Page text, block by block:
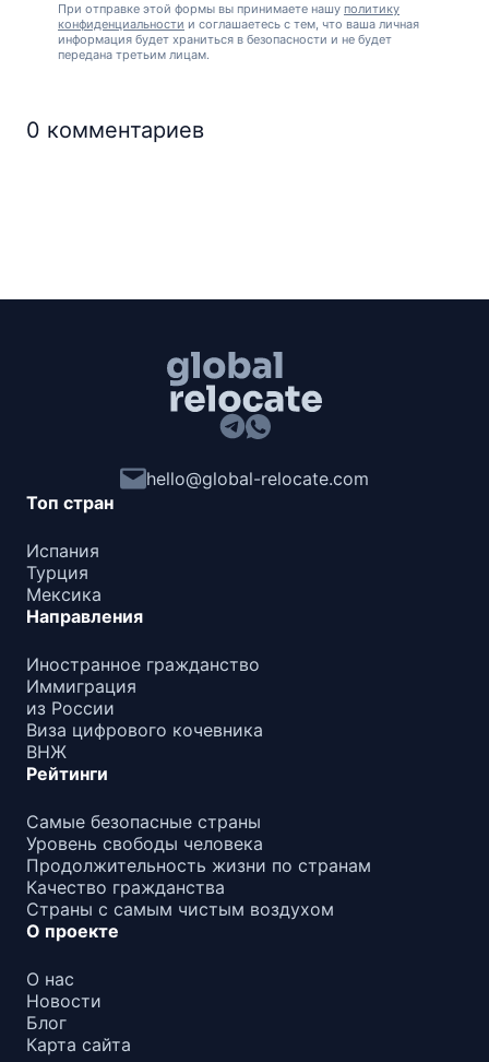
При отправке этой формы вы принимаете нашу политику
конфиденциальности и соглашаетесь с тем, что ваша личная
информация будет храниться в безопасности и не будет
передана третьим лицам.
0 комментариев
hello@global-relocate.com
Топ стран
Испания
Турция
Мексика
Направления
Иностранное гражданство
Иммиграция
из России
Виза цифрового кочевника
ВНЖ
Рейтинги
Самые безопасные страны
Уровень свободы человека
Продолжительность жизни по странам
Качество гражданства
Страны с самым чистым воздухом
О проекте
О нас
Новости
Блог
Карта сайта